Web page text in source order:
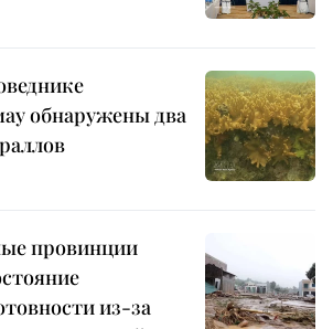
обнаружены два
провинции
из-за